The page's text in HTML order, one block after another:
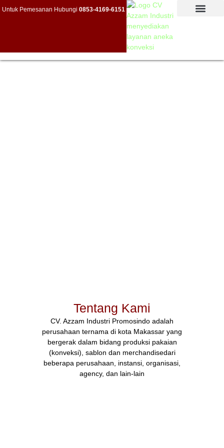
Untuk Pemesanan Hubungi 0853-4169-6151
Tentang Kami
CV. Azzam Industri Promosindo adalah
perusahaan ternama di kota Makassar yang
bergerak dalam bidang produksi pakaian
(konveksi), sablon dan merchandisedari
beberapa perusahaan, instansi, organisasi,
agency, dan lain-lain